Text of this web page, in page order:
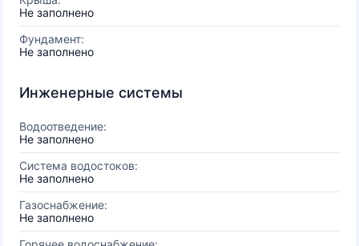
Не заполнено
Фундамент:
Не заполнено
Инженерные системы
Водоотведение:
Не заполнено
Система водостоков:
Не заполнено
Газоснабжение:
Не заполнено